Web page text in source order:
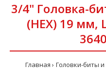
3/4" Головка-
(HEX) 19 мм,
Главная Головки-биты